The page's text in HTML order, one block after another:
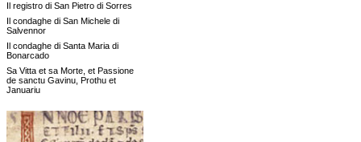
Il registro di San Pietro di Sorres
Il condaghe di San Michele di
Salvennor
Il condaghe di Santa Maria di
Bonarcado
Sa Vitta et sa Morte, et Passione
de sanctu Gavinu, Prothu et
Januariu